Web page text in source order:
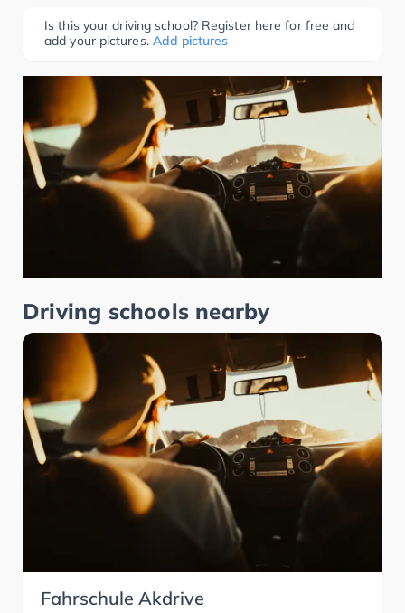
Is this your driving school? Register here for free and
add your pictures. Add pictures
Driving schools nearby
Fahrschule Akdrive